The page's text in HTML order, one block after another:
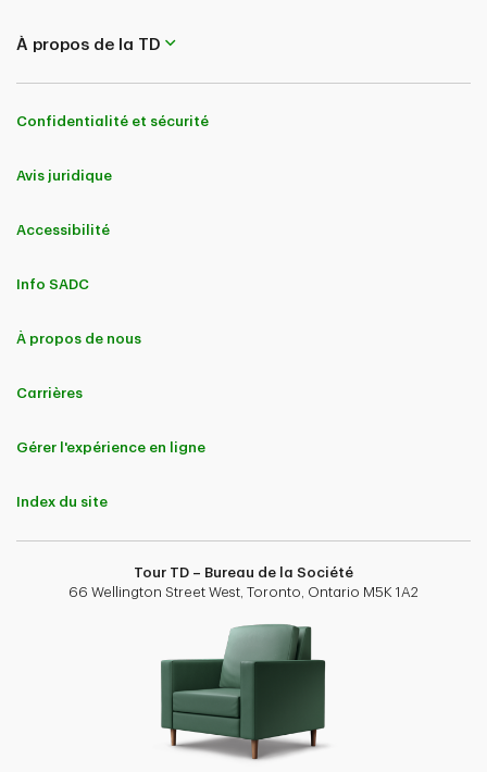
À propos de la TD
Confidentialité et sécurité
Avis juridique
Accessibilité
Info SADC
À propos de nous
Carrières
Gérer l'expérience en ligne
Index du site
Tour TD – Bureau de la Société
66 Wellington Street West, Toronto, Ontario M5K 1A2